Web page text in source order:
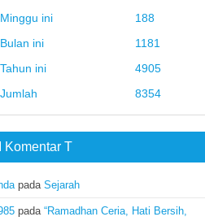
Minggu ini
188
Bulan ini
1181
Tahun ini
4905
Jumlah
8354
Komentar T
padaSejarah
pada“Ramadhan Ceria, Hati Bersih,